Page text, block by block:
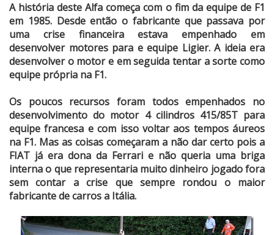
A história deste Alfa começa com o fim da equipe de F1
em 1985. Desde então o fabricante que passava por
uma crise financeira estava empenhado em
desenvolver motores para e equipe Ligier. A ideia era
desenvolver o motor e em seguida tentar a sorte como
equipe própria na F1.
Os poucos recursos foram todos empenhados no
desenvolvimento do motor 4 cilindros 415/85T para
equipe francesa e com isso voltar aos tempos áureos
na F1. Mas as coisas começaram a não dar certo pois a
FIAT já era dona da Ferrari e não queria uma briga
interna o que representaria muito dinheiro jogado fora
sem contar a crise que sempre rondou o maior
fabricante de carros a Itália.